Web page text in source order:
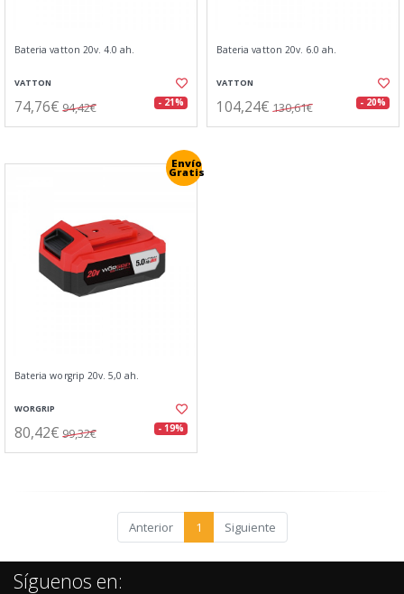
Bateria vatton 20v. 4.0 ah.
VATTON
74,76€ 94,42€ - 21%
Bateria vatton 20v. 6.0 ah.
VATTON
104,24€ 130,61€ - 20%
Envío
Gratis
Bateria worgrip 20v. 5,0 ah.
WORGRIP
80,42€ 99,32€ - 19%
Anterior 1 Siguiente
Síguenos en: